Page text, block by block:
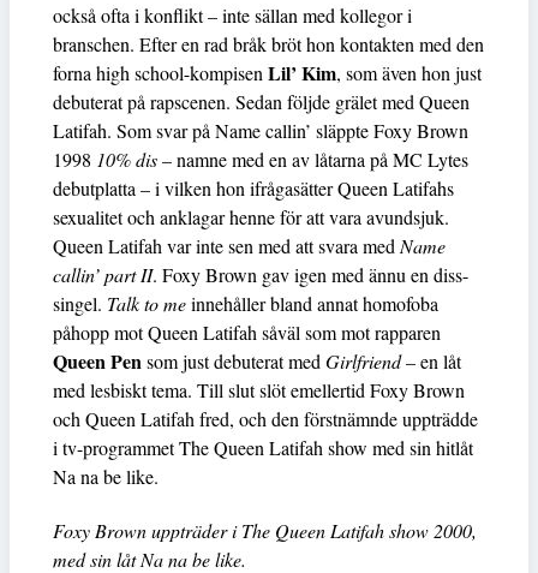
också ofta i konflikt – inte sällan med kollegor i
branschen. Efter en rad bråk bröt hon kontakten med den
forna high school-kompisen Lil’ Kim, som även hon just
debuterat på rapscenen. Sedan följde grälet med Queen
Latifah. Som svar på Name callin’ släppte Foxy Brown
1998 10% dis– namne med en av låtarna på MC Lytes
debutplatta – i vilken hon ifrågasätter Queen Latifahs
sexualitet och anklagar henne för att vara avundsjuk.
Queen Latifah var inte sen med att svara med Name
callin’ part II. Foxy Brown gav igen med ännu en diss-
singel. Talk to meinnehåller bland annat homofoba
påhopp mot Queen Latifah såväl som mot rapparen
Queen Pensom just debuterat med Girlfriend– en låt
med lesbiskt tema. Till slut slöt emellertid Foxy Brown
och Queen Latifah fred, och den förstnämnde uppträdde
i tv-programmet The Queen Latifah show med sin hitlåt
Na na be like.
Foxy Brown uppträder i The Queen Latifah show 2000,
med sin låt Na na be like.